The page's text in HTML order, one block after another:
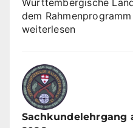
dem
weiterlesen
Sachkundelehrgang